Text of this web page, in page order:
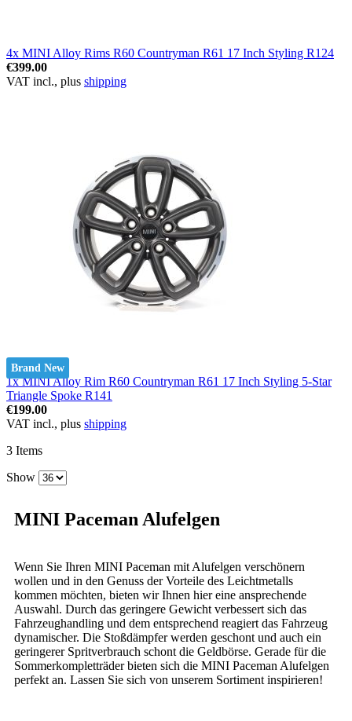
4x MINI Alloy Rims R60 Countryman R61 17 Inch Styling R124
€399.00
VAT incl., plus shipping
Brand New
1x MINI Alloy Rim R60 Countryman R61 17 Inch Styling 5-Star
Triangle Spoke R141
€199.00
VAT incl., plus shipping
3 Items
Show
MINI Paceman Alufelgen
Wenn Sie Ihren MINI Paceman mit Alufelgen verschönern
wollen und in den Genuss der Vorteile des Leichtmetalls
kommen möchten, bieten wir Ihnen hier eine ansprechende
Auswahl. Durch das geringere Gewicht verbessert sich das
Fahrzeughandling und dem entsprechend reagiert das Fahrzeug
dynamischer. Die Stoßdämpfer werden geschont und auch ein
geringerer Spritverbrauch schont die Geldbörse. Gerade für die
Sommerkompletträder bieten sich die MINI Paceman Alufelgen
perfekt an. Lassen Sie sich von unserem Sortiment inspirieren!